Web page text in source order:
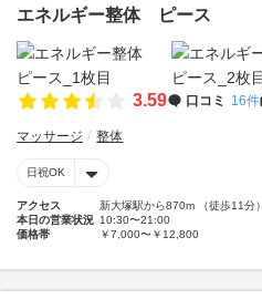
エネルギー整体 ピース
3.59 口コミ 16件
マッサージ 整体
日祝OK
アクセス
新大塚駅から870m （徒歩11分）
本日の営業状況 10:30〜21:00
価格帯
￥7,000〜￥12,800